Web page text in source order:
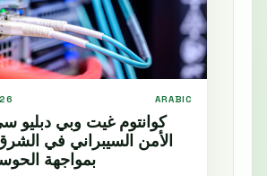
ARABIC
كوانتوم غيت وبي دبليو
الأمن السيبراني في
بمواجهة